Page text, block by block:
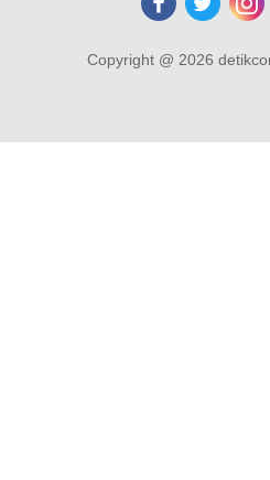
Copyright @ 2026